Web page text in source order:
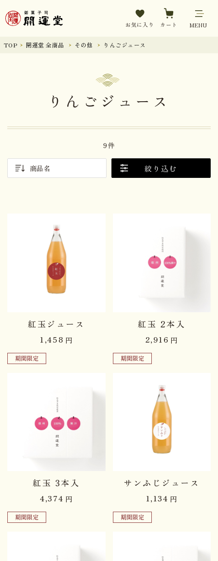
お気に入り カート MENU
TOP 開運堂 全商品 その他 りんごジュース
りんごジュース
9件
商品名 絞り込む
紅玉ジュース
1,458 円
期間限定
紅玉 2本入
2,916 円
期間限定
紅玉 3本入
4,374 円
期間限定
サンふじジュース
1,134 円
期間限定